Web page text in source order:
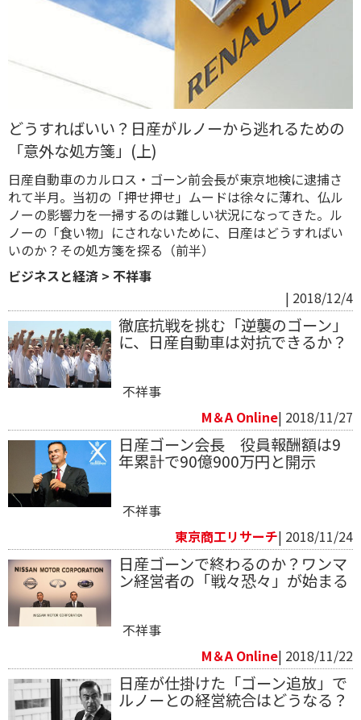
どうすればいい？日産がルノーから逃れるための
「意外な処方箋」(上)
日産自動車のカルロス・ゴーン前会長が東京地検に逮捕さ
れて半月。当初の「押せ押せ」ムードは徐々に薄れ、仏ル
ノーの影響力を一掃するのは難しい状況になってきた。ル
ノーの「食い物」にされないために、日産はどうすればい
いのか？その処方箋を探る（前半）
ビジネスと経済 > 不祥事
| 2018/12/4
徹底抗戦を挑む「逆襲のゴーン」
に、日産自動車は対抗できるか？
不祥事
M＆A Online| 2018/11/27
日産ゴーン会長 役員報酬額は9
年累計で90億900万円と開示
不祥事
東京商工リサーチ| 2018/11/24
日産ゴーンで終わるのか？ワンマ
ン経営者の「戦々恐々」が始まる
不祥事
M＆A Online| 2018/11/22
日産が仕掛けた「ゴーン追放」で
ルノーとの経営統合はどうなる？